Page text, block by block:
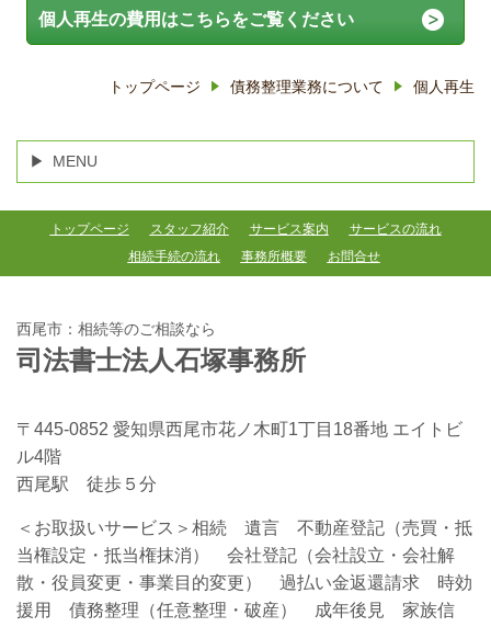
個人再生の費用はこちらをご覧ください
トップページ 債務整理業務について 個人再生
MENU
トップページ スタッフ紹介 サービス案内
サービスの流れ
相続手続の流れ
事務所概要 お問合せ
西尾市：相続等のご相談なら
司法書士法人石塚事務所
〒445-0852 愛知県西尾市花ノ木町1丁目18番地 エイトビ
ル4階
西尾駅 徒歩５分
＜お取扱いサービス＞相続 遺言 不動産登記（売買・抵
当権設定・抵当権抹消） 会社登記（会社設立・会社解
散・役員変更・事業目的変更） 過払い金返還請求 時効
援用 債務整理（任意整理・破産） 成年後見 家族信